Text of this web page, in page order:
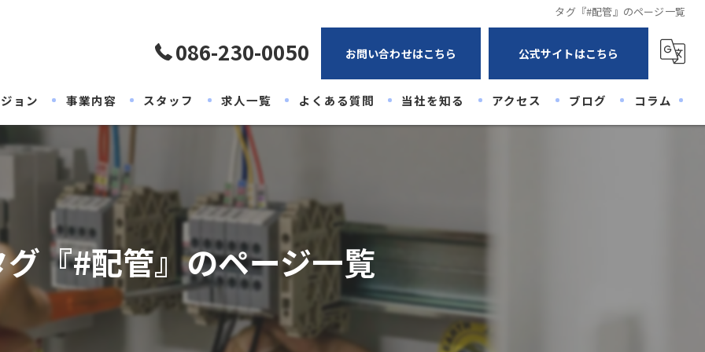
タグ『#配管』のページ一覧
086-230-0050 お問い合わせはこちら 公式サイトはこちら
ョン 事業内容 スタッフ 求人一覧 よくある質問 当社を知る
高卒
30代
アクセス ブログ コラム
『#配管』のページ一覧